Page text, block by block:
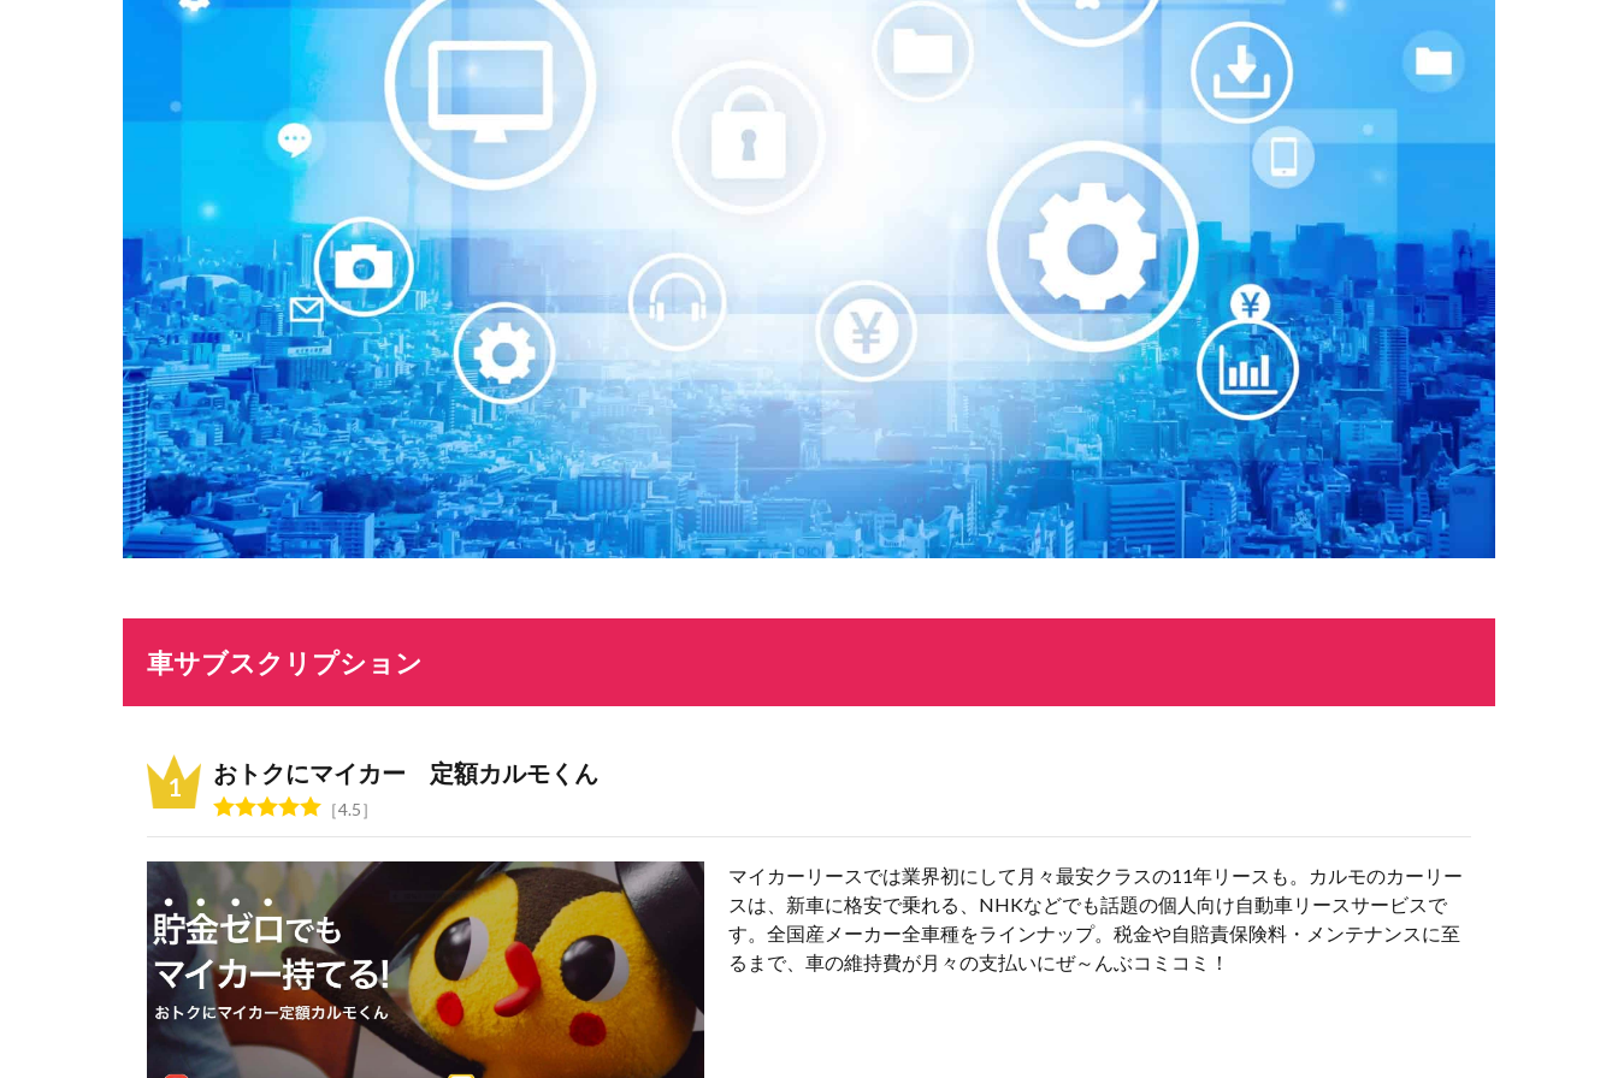
車サブスクリプション
おトクにマイカー 定額カルモくん
4.5
マイカーリースでは業界初にして月々最安クラスの11年リースも。カルモのカーリー
スは、新車に格安で乗れる、NHKなどでも話題の個人向け自動車リースサービスで
す。全国産メーカー全車種をラインナップ。税金や自賠責保険料・メンテナンスに至
るまで、車の維持費が月々の支払いにぜ～んぶコミコミ！